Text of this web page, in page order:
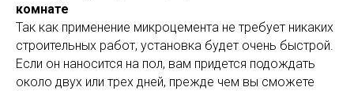
комнате
Так как применение микроцемента не требует никаких
строительных работ, установка будет очень быстрой.
Если он наносится на пол, вам придется подождать
около двух или трех дней, прежде чем вы сможете